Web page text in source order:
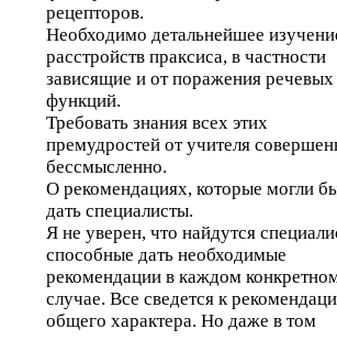
рецепторов.
Необходимо детальнейшее
расстройств праксиса, в частности
зависящие и от поражения речевых
функций.
Требовать знания всех этих
премудростей от учителя
бессмысленно.
О рекомендациях, которые могли
дать специалисты.
Я не уверен, что найдутся
способные дать необходимые
рекомендации в каждом
случае. Все сведется к
общего характера. Но даже в том